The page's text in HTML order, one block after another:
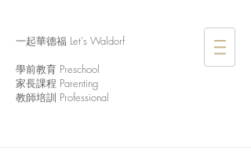
一起華德福 Let's Waldorf
學前教育 Preschool
家長課程 Parenting
教師培訓 Professional